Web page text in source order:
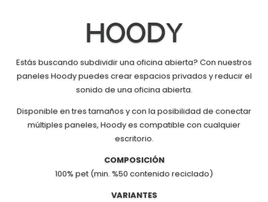
HOODY
Estás buscando subdividir una oficina abierta? Con nuestros
paneles Hoody puedes crear espacios privados y reducir el
sonido de una oficina abierta.
Disponible en tres tamaños y con la posibilidad de conectar
múltiples paneles, Hoody es compatible con cualquier
escritorio.
COMPOSICIÓN
100% pet (min. %50 contenido reciclado)
VARIANTES